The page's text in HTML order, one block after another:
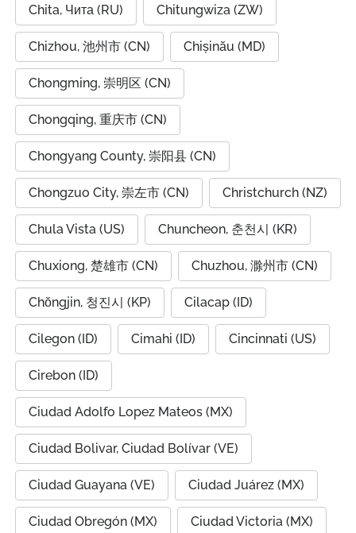
Chita, Чита (RU) Chitungwiza (ZW)
Chizhou, 池州市 (CN) Chișinău (MD)
Chongming, 崇明区 (CN)
Chongqing, 重庆市 (CN)
Chongyang County, 崇阳县 (CN)
Chongzuo City, 崇左市 (CN) Christchurch (NZ)
Chula Vista (US) Chuncheon, 춘천시 (KR)
Chuxiong, 楚雄市 (CN) Chuzhou, 滁州市 (CN)
Chŏngjin, 청진시 (KP) Cilacap (ID)
Cilegon (ID) Cimahi (ID) Cincinnati (US)
Cirebon (ID)
Ciudad Adolfo Lopez Mateos (MX)
Ciudad Bolivar, Ciudad Bolívar (VE)
Ciudad Guayana (VE) Ciudad Juárez (MX)
Ciudad Obregón (MX) Ciudad Victoria (MX)